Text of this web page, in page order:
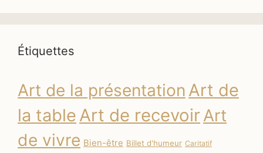
Étiquettes
Art de la présentation Art de
la table Art de recevoirArt
de vivre Bien-être Billet d'humeur Caritatif